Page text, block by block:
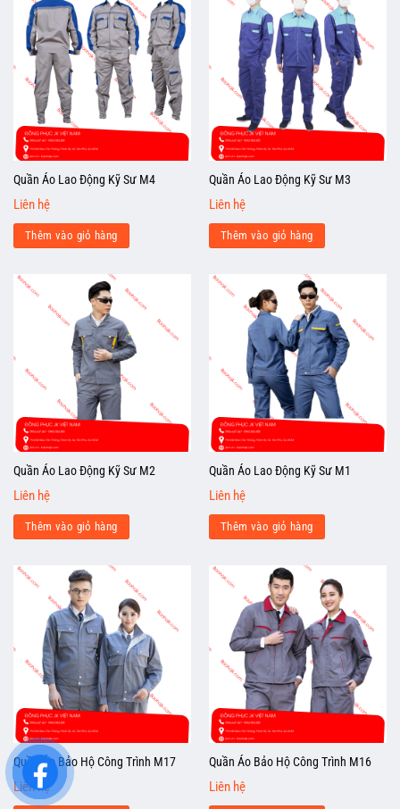
Quần Áo Lao Động Kỹ Sư M4
Liên hệ
Thêm vào giỏ hàng
Quần Áo Lao Động Kỹ Sư M3
Liên hệ
Thêm vào giỏ hàng
Quần Áo Lao Động Kỹ Sư M2
Liên hệ
Thêm vào giỏ hàng
Quần Áo Lao Động Kỹ Sư M1
Liên hệ
Thêm vào giỏ hàng
Quần Áo Bảo Hộ Công Trình M17
Liên hệ
Quần Áo Bảo Hộ Công Trình M16
Liên hệ